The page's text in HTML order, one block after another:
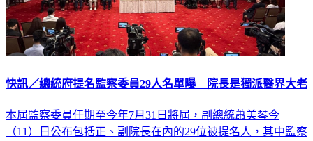
快訊／總統府提名監察委員29人名單曝 院長是獨派醫界大老
本屆監察委員任期至今年7月31日將屆，副總統蕭美琴今
（11）日公布包括正、副院長在內的29位被提名人，其中監察